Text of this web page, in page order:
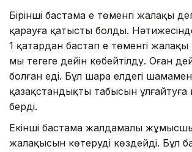
Бірінші бастама ең төменгі жалақы
қарауға қатысты болды.
1 қаңтардан бастап ең төменгі
мың теңгеге дейін көбейтілду. Оған
болған еді. Бұл шара елдегі
қазақстандықтың табысын ұлғайтуға
берді.
Екінші бастама жалдамалы
жалақысын көтеруді көздейді. Бұл